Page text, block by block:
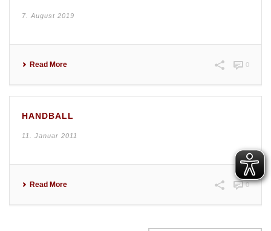
7. August 2019
Read More 0
HANDBALL
11. Januar 2011
Read More 0